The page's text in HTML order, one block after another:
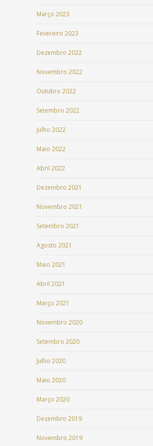
Março 2023
Fevereiro 2023
Dezembro 2022
Novembro 2022
Outubro 2022
Setembro 2022
Julho 2022
Maio 2022
Abril 2022
Dezembro 2021
Novembro 2021
Setembro 2021
Agosto 2021
Maio 2021
Abril 2021
Março 2021
Novembro 2020
Setembro 2020
Julho 2020
Maio 2020
Março 2020
Dezembro 2019
Novembro 2019